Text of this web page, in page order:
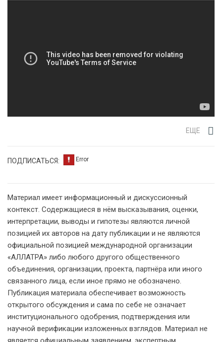
ЕЩЕ
ПОДПИСАТЬСЯ:
Материал имеет информационный и дискуссионный
контекст. Содержащиеся в нём высказывания, оценки,
интерпретации, выводы и гипотезы являются личной
позицией их авторов на дату публикации и не являются
официальной позицией международной организации
«АЛЛАТРА» либо любого другого общественного
объединения, организации, проекта, партнёра или иного
связанного лица, если иное прямо не обозначено.
Публикация материала обеспечивает возможность
открытого обсуждения и сама по себе не означает
институционального одобрения, подтверждения или
научной верификации изложенных взглядов. Материал не